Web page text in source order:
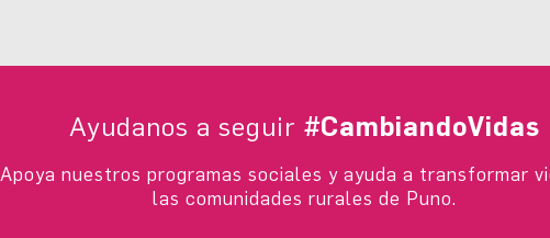
Ayudanos a seguir #CambiandoVidas
Apoya nuestros programas sociales y ayuda a transformar
las comunidades rurales de Puno.